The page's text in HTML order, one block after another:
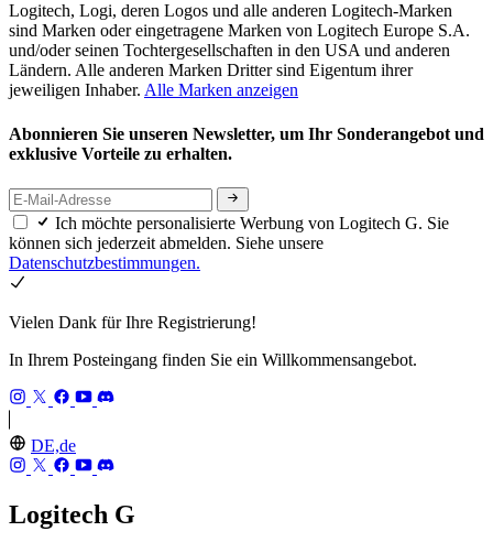
Logitech, Logi, deren Logos und alle anderen Logitech-Marken
sind Marken oder eingetragene Marken von Logitech Europe S.A.
und/oder seinen Tochtergesellschaften in den USA und anderen
Ländern. Alle anderen Marken Dritter sind Eigentum ihrer
jeweiligen Inhaber. Alle Marken anzeigen
Abonnieren Sie unseren Newsletter, um Ihr Sonderangebot und
exklusive Vorteile zu erhalten.
Ich möchte personalisierte Werbung von Logitech G. Sie
können sich jederzeit abmelden. Siehe unsere
Datenschutzbestimmungen.
Vielen Dank für Ihre Registrierung!
In Ihrem Posteingang finden Sie ein Willkommensangebot.
DE,de
Logitech G